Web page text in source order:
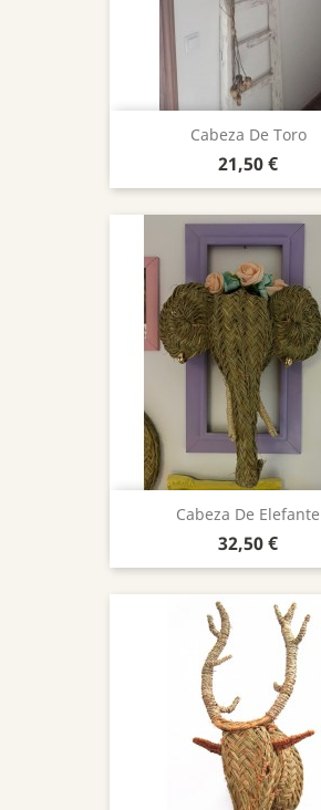
Cabeza De Toro
Precio
21,50 €
Cabeza De Elefante
Precio
32,50 €